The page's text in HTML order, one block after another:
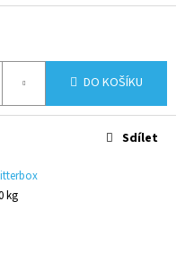
DO KOŠÍKU
kg
Sdílet